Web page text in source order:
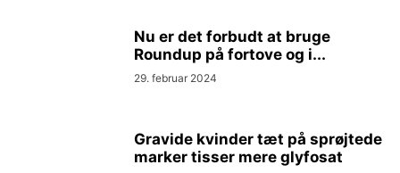
Nu er det forbudt at bruge
Roundup på fortove og i...
29. februar 2024
Gravide kvinder tæt på sprøjtede
marker tisser mere glyfosat